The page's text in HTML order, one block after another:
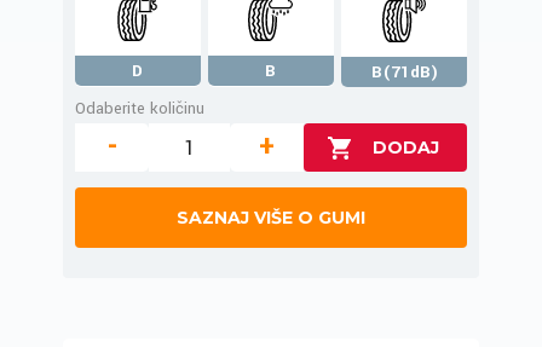
D B
B(71dB)
Odaberite količinu
- +
SAZNAJ VIŠE O GUMI